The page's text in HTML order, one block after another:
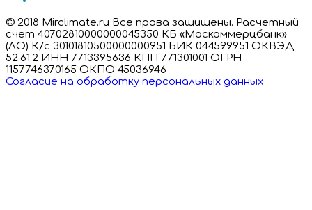
© 2018 Mirclimate.ru Все права защищены. Расчетный
счет 40702810000000045350 КБ «Москоммерцбанк»
(АО) К/с 30101810500000000951 БИК 044599951 ОКВЭД
52.61.2 ИНН 7713395636 КПП 771301001 ОГРН
1157746370165 ОКПО 45036946
Согласие на обработку персональных данных